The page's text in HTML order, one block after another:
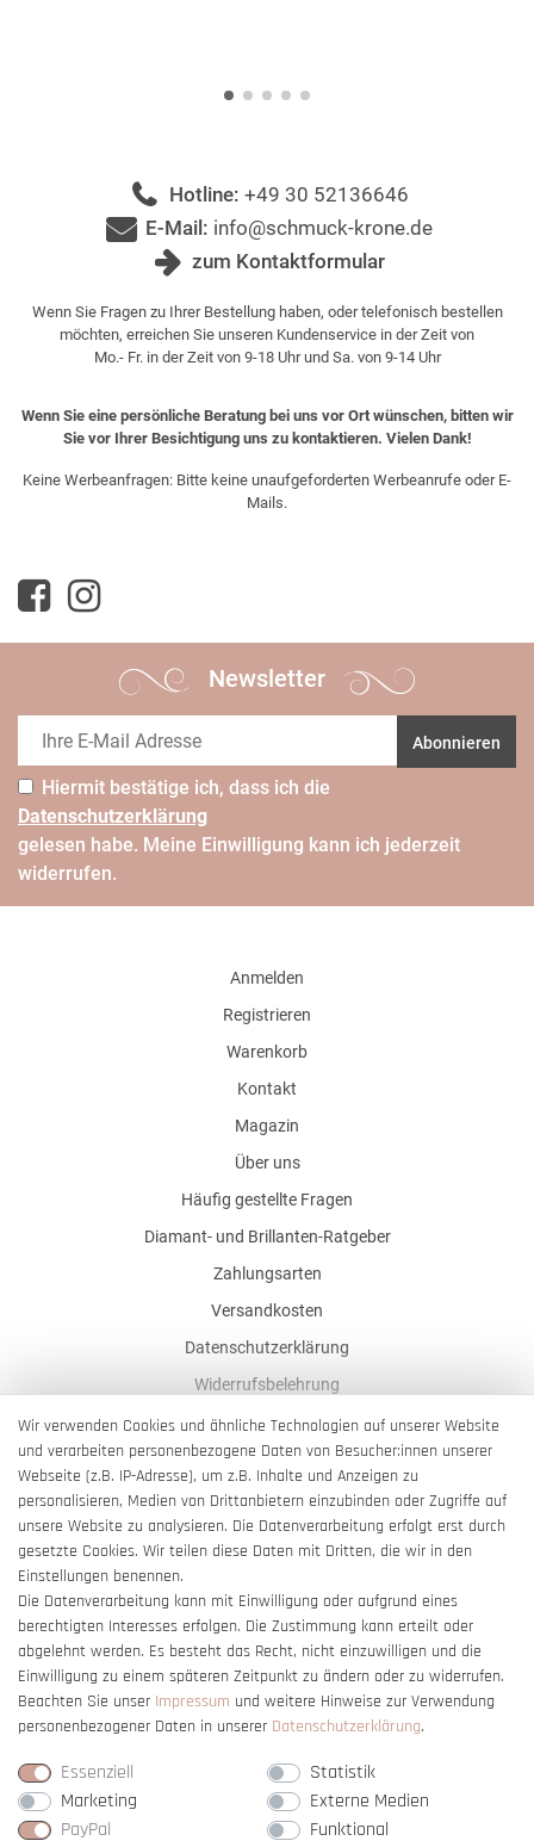
Hotline: +49 30 52136646
E-Mail: info@schmuck-krone.de
zum Kontaktformular
Wenn Sie Fragen zu Ihrer Bestellung haben, oder telefonisch bestellen
möchten, erreichen Sie unseren Kundenservice in der Zeit von
Mo.- Fr. in der Zeit von 9-18 Uhr und Sa. von 9-14 Uhr
Wenn Sie eine persönliche Beratung bei uns vor Ort wünschen, bitten wir
Sie vor Ihrer Besichtigung uns zu kontaktieren. Vielen Dank!
Keine Werbeanfragen: Bitte keine unaufgeforderten Werbeanrufe oder E-
Mails.
Newsletter
Abonnieren
Hiermit bestätige ich, dass ich die
Daten­schutz­erklärung
gelesen habe. Meine Einwilligung kann ich jederzeit
widerrufen.
Anmelden
Registrieren
Warenkorb
Kontakt
Magazin
Über uns
Häufig gestellte Fragen
Diamant- und Brillanten-Ratgeber
Zahlungsarten
Versandkosten
Datenschutzerklärung
Widerrufsbelehrung
AGB
Impressum
Barrierefreiheitserklärung
Vertrag widerrufen
Wir verwenden Cookies und ähnliche Technologien auf unserer Website
und verarbeiten personenbezogene Daten von Besucher:innen unserer
Webseite (z.B. IP-Adresse), um z.B. Inhalte und Anzeigen zu
personalisieren, Medien von Drittanbietern einzubinden oder Zugriffe auf
unsere Website zu analysieren. Die Datenverarbeitung erfolgt erst durch
gesetzte Cookies. Wir teilen diese Daten mit Dritten, die wir in den
Einstellungen benennen.
Die Datenverarbeitung kann mit Einwilligung oder aufgrund eines
berechtigten Interesses erfolgen. Die Zustimmung kann erteilt oder
abgelehnt werden. Es besteht das Recht, nicht einzuwilligen und die
Einwilligung zu einem späteren Zeitpunkt zu ändern oder zu widerrufen.
Beachten Sie unser Impressum und weitere Hinweise zur Verwendung
personenbezogener Daten in unserer Daten­schutz­erklärung.
Essenziell
Statistik
Marketing
Externe Medien
PayPal
Funktional